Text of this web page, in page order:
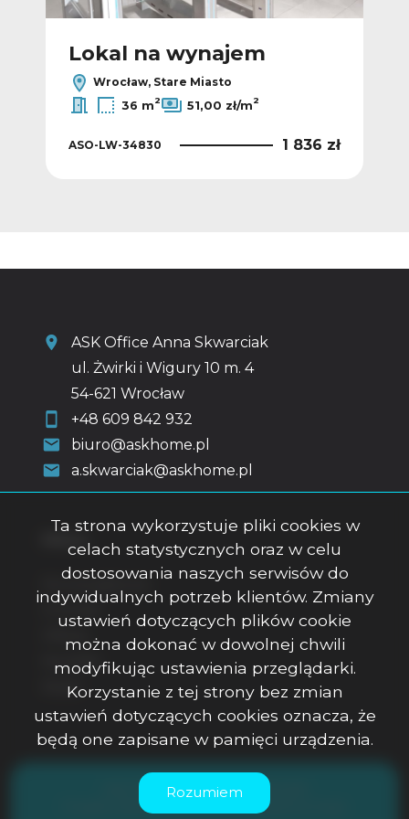
Lokal na wynajem
Wrocław, Stare Miasto
36 m2 51,00 zł/m2
ASO-LW-34830 1 836 zł
ASK Office Anna Skwarciak
ul. Żwirki i Wigury 10 m. 4
54-621 Wrocław
+48 609 842 932
biuro@askhome.pl
a.skwarciak@askhome.pl
Strona główna
O firmie
Kontakt
Rodo
ASK Office Anna Skwarciak © 2026
Program dla biur nieruchomości
Galactica Virgo
Ta strona wykorzystuje pliki cookies w
celach statystycznych oraz w celu
dostosowania naszych serwisów do
indywidualnych potrzeb klientów. Zmiany
ustawień dotyczących plików cookie
można dokonać w dowolnej chwili
modyfikując ustawienia przeglądarki.
Korzystanie z tej strony bez zmian
ustawień dotyczących cookies oznacza, że
będą one zapisane w pamięci urządzenia.
Rozumiem